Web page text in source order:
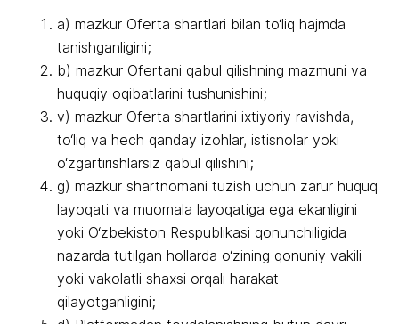
a) mazkur Oferta shartlari bilan to‘liq hajmda
tanishganligini;
b) mazkur Ofertani qabul qilishning mazmuni va
huquqiy oqibatlarini tushunishini;
v) mazkur Oferta shartlarini ixtiyoriy ravishda,
to‘liq va hech qanday izohlar, istisnolar yoki
o‘zgartirishlarsiz qabul qilishini;
g) mazkur shartnomani tuzish uchun zarur huquq
layoqati va muomala layoqatiga ega ekanligini
yoki O‘zbekiston Respublikasi qonunchiligida
nazarda tutilgan hollarda o‘zining qonuniy vakili
yoki vakolatli shaxsi orqali harakat
qilayotganligini;